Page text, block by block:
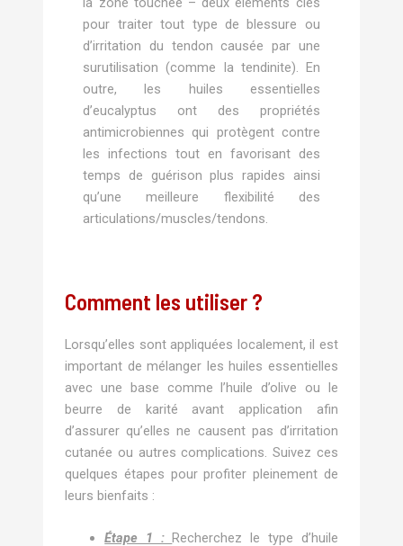
pour traiter tout type de blessure ou
d’irritation du tendon causée par une
surutilisation (comme la tendinite). En
outre, les huiles essentielles
d’eucalyptus ont des propriétés
antimicrobiennes qui protègent contre
les infections tout en favorisant des
temps de guérison plus rapides ainsi
qu’une meilleure flexibilité des
articulations/muscles/tendons.
Comment les utiliser ?
Lorsqu’elles sont appliquées localement, il est
important de mélanger les huiles essentielles
avec une base comme l’huile d’olive ou le
beurre de karité avant application afin
d’assurer qu’elles ne causent pas d’irritation
cutanée ou autres complications. Suivez ces
quelques étapes pour profiter pleinement de
leurs bienfaits :
Étape 1 :Recherchez le type d’huile